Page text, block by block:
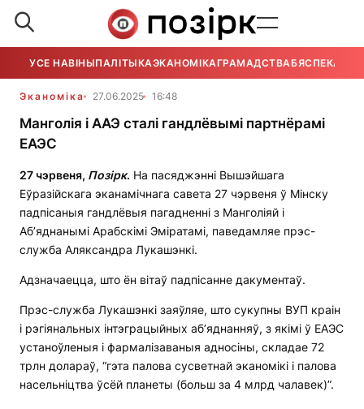
УСЕ НАВІНЫПАЛІТЫКАЭКАНОМІКАГРАМАДСТВАБЯСПЕКА
Эканоміка 27.06.2025 16:48
Манголія і ААЭ сталі гандлёвымі партнёрамі
ЕАЭС
27 чэрвеня, Позірк. На пасяджэнні Вышэйшага
Еўразійскага эканамічнага савета 27 чэрвеня ў Мінску
падпісаныя гандлёвыя пагадненні з Манголіяй і
Аб’яднанымі Арабскімі Эміратамі, паведамляе прэс-
служба Аляксандра Лукашэнкі.
Адзначаецца, што ён вітаў падпісанне дакументаў.
Прэс-служба Лукашэнкі заяўляе, што сукупны ВУП краін
і рэгіянальных інтэграцыйных аб’яднанняў, з якімі ў ЕАЭС
устаноўленыя і фармалізаваныя адносіны, складае 72
трлн долараў, “гэта палова сусветнай эканомікі і палова
насельніцтва ўсёй планеты (больш за 4 млрд чалавек)”.